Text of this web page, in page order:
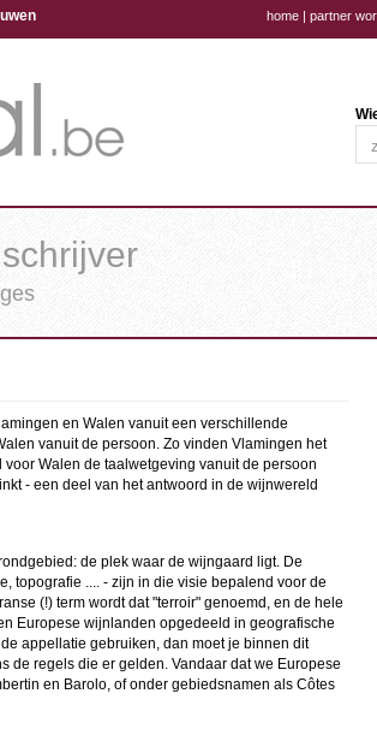
home | partner
en Walen vanuit een verschillende
vanuit de persoon. Zo vinden Vlamingen het
Walen de taalwetgeving vanuit de persoon
- een deel van het antwoord in de wijnwereld
de plek waar de wijngaard ligt. De
topografie .... - zijn in die visie bepalend voor de
(!) term wordt dat "terroir" genoemd, en de hele
Europese wijnlanden opgedeeld in geografische
appellatie gebruiken, dan moet je binnen dit
de regels die er gelden. Vandaar dat we Europese
en Barolo, of onder gebiedsnamen als Côtes